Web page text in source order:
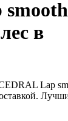
в
Lap